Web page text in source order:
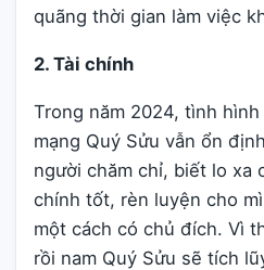
quãng thời gian làm việc
2. Tài chính
Trong năm 2024, tình
mạng Quý Sửu vẫn ổn
người chăm chỉ, biết lo xa
chính tốt, rèn luyện cho
một cách có chủ đích. Vì
rồi nam Quý Sửu sẽ tích